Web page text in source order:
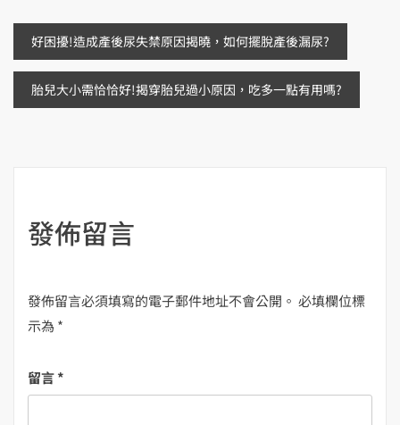
文
章
好困擾!造成產後尿失禁原因揭曉，如何擺脫產後漏尿?
胎兒大小需恰恰好!揭穿胎兒過小原因，吃多一點有用嗎?
發佈留言
發佈留言必須填寫的電子郵件地址不會公開。 必填欄位標
示為 *
留言*